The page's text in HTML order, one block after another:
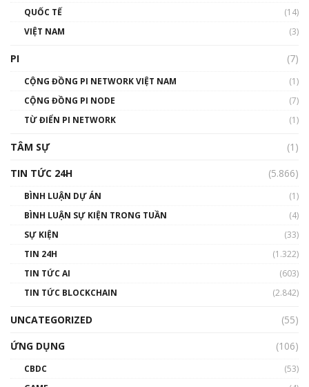
Talkshow 14: MemeCoin – Trò đùa tỷ đô
01:29:26
QUỐC TẾ
(14)
VIỆT NAM
(3)
PI (7)
CỘNG ĐỒNG PI NETWORK VIỆT NAM
(1)
CỘNG ĐỒNG PI NODE
(7)
TỪ ĐIỂN PI NETWORK
(1)
TÂM SỰ
(1)
TIN TỨC 24H
(5.866)
BÌNH LUẬN DỰ ÁN
(1)
BÌNH LUẬN SỰ KIỆN TRONG TUẦN
(4)
SỰ KIỆN
(33)
TIN 24H
(1.322)
TIN TỨC AI
(603)
TIN TỨC BLOCKCHAIN
(2.842)
UNCATEGORIZED
(55)
ỨNG DỤNG
(106)
CBDC
(53)